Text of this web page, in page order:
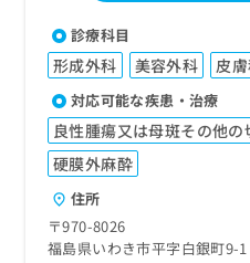
診療科目
形成外科 美容外科 皮
対応可能な疾患・治療
良性腫瘍又は母斑その他
硬膜外麻酔
住所
〒970-8026
福島県いわき市平字白銀町